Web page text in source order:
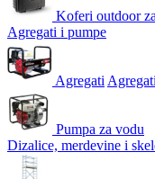
Koferi outdoor
Agregati i pumpe
Agregati
Pumpa za vodu
Dizalice, merdevine i